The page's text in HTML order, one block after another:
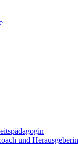
und Herausgeberin